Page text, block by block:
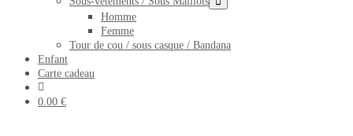
le
Homme
Femme
Tour de cou / sous casque / Bandana
Enfant
Carte cadeau
compte
0.00 €